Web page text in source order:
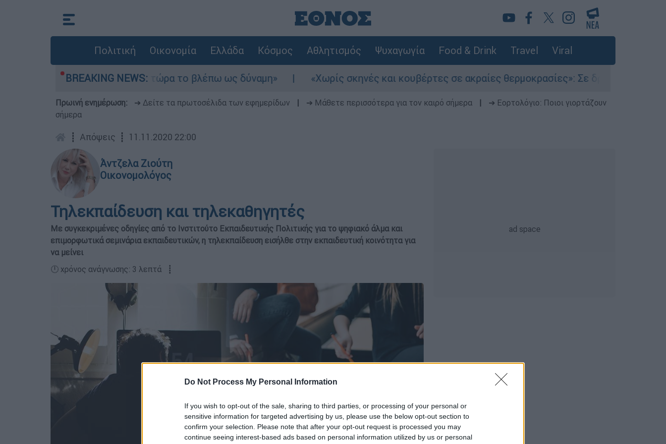
Do Not Process My Personal Information
If you wish to opt-out of the sale, sharing to third parties, or processing of your personal or
sensitive information for targeted advertising by us, please use the below opt-out section to
confirm your selection. Please note that after your opt-out request is processed you may
continue seeing interest-based ads based on personal information utilized by us or personal
Πολιτική Οικονομία Ελλάδα Κόσμος Αθλητισμός Ψυχαγωγία Food & Drink Travel Viral
BREAKING NEWS:
ήταν αδυναμία, τώρα το βλέπω ως δύναμη» «Χωρίς σκηνές και κουβέρτες σε ακραίες θερμοκρασίες»: Σε δραματικές συνθήκες
Πρωινή ενημέρωση: ➔ Δείτε τα πρωτοσέλιδα των εφημερίδων ➔ Μάθετε περισσότερα για τον καιρό σήμερα
➔ Εορτολόγιο: Ποιοι γιορτάζουν
σήμερα
┋ Απόψεις ┋ 11.11.2020 22:00
Άντζελα Ζιούτη
Οικονομολόγος
Τηλεκπαίδευση και τηλεκαθηγητές
Με συγκεκριμένες οδηγίες από το Ινστιτούτο Εκπαιδευτικής Πολιτικής για το ψηφιακό άλμα και
επιμορφωτικά σεμινάρια εκπαιδευτικών, η τηλεκπαίδευση εισήλθε στην εκπαιδευτική κοινότητα για
να μείνει
🕛 χρόνος ανάγνωσης: 3 λεπτά ┋